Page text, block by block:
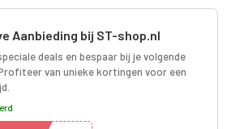
Aanbieding bij ST-shop.nl
deals en bespaar bij je volgende
van unieke kortingen voor een